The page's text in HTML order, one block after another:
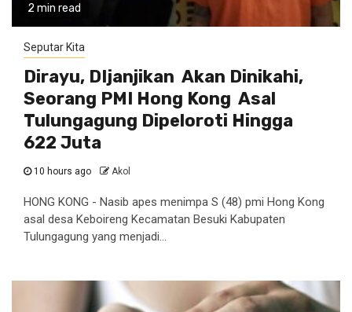
2 min read
Seputar Kita
Dirayu, DIjanjikan Akan Dinikahi,
Seorang PMI Hong Kong Asal
Tulungagung Dipeloroti Hingga
622 Juta
10 hours ago Akol
HONG KONG - Nasib apes menimpa S (48) pmi Hong Kong
asal desa Keboireng Kecamatan Besuki Kabupaten
Tulungagung yang menjadi...